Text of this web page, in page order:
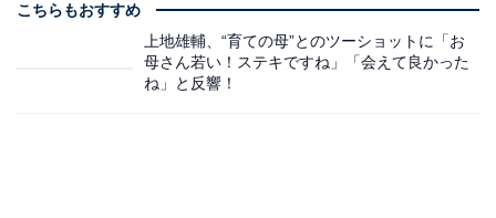
こちらもおすすめ
上地雄輔、“育ての母”とのツーショットに「お
母さん若い！ステキですね」「会えて良かった
ね」と反響！